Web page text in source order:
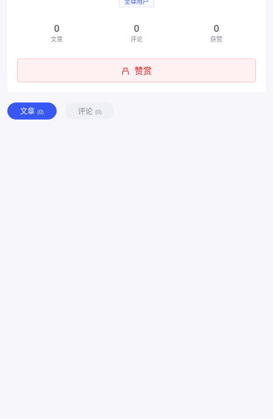
0
文章
0
评论
0
获赞
赞赏
文章 (0) 评论 (0)